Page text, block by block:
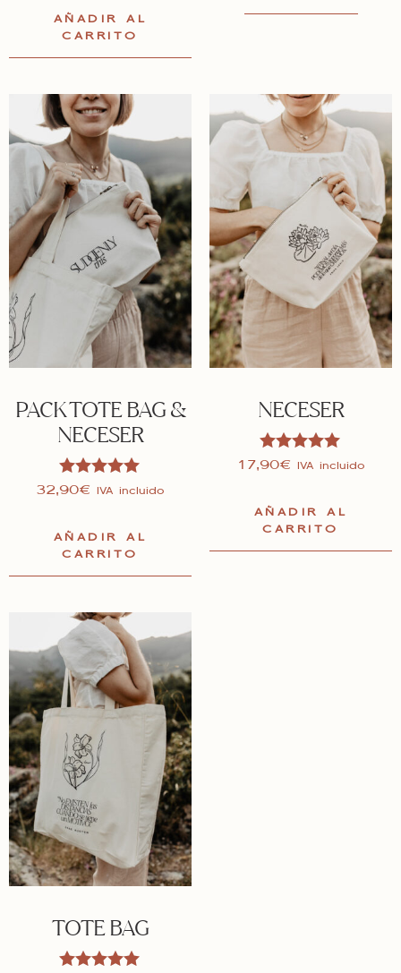
AÑADIR AL
CARRITO
PACK TOTE BAG &
NECESER
Valorado en
32,90€ IVA incluido
AÑADIR AL
CARRITO
NECESER
Valorado en
17,90€ IVA incluido
AÑADIR AL
CARRITO
TOTE BAG